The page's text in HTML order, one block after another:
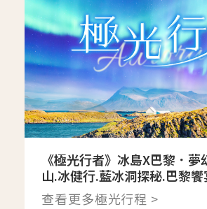
《極光行者》冰島X巴黎．夢
山.冰健行.藍冰洞探秘.巴黎
查看更多極光行程 >